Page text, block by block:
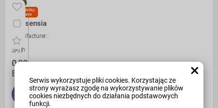
Serwis wykorzystuje pliki cookies. Korzystając ze
strony wyrażasz zgodę na wykorzystywanie plików
cookies niezbędnych do działania podstawowych
funkcji.
NEW
Availability:
Na stanie
Nonsensia
Manufacturer:
hane
;jjkj'jhhjhlhkhlkhlkhl
0,22
EUR